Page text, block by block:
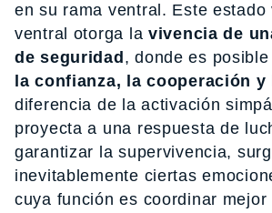
en su rama ventral. Este estado
ventral otorga la vivencia de
de seguridad , donde es posible
la confianza, la cooperación y
diferencia de la activación
proyecta a una respuesta de
garantizar la supervivencia,
inevitablemente ciertas
cuya función es coordinar mejor